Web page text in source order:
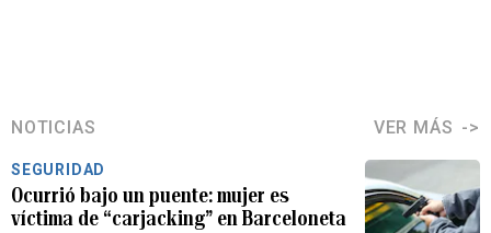
NOTICIAS VER MÁS
SEGURIDAD
Ocurrió bajo un puente: mujer es
víctima de “carjacking” en Barceloneta